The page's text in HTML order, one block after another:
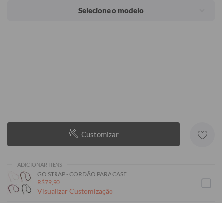
Selecione o modelo
Customizar
ADICIONAR ITENS
GO STRAP - CORDÃO PARA CASE
R$79,90
Visualizar Customização